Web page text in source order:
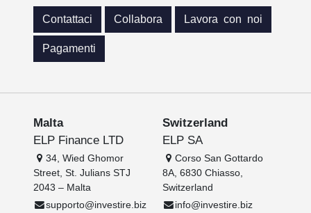
Contattaci Collabora Lavora con noi
Pagamenti
Malta
ELP Finance LTD
34, Wied Ghomor
Street, St. Julians STJ
2043 – Malta
supporto@investire.biz
Switzerland
ELP SA
Corso San Gottardo
8A, 6830 Chiasso,
Switzerland
info@investire.biz